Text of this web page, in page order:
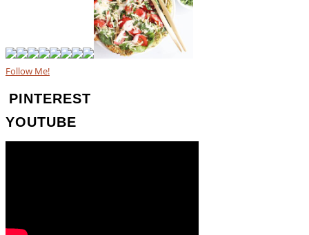
Follow Me!
PINTEREST
YOUTUBE